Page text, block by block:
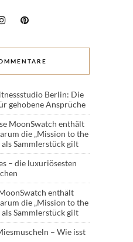
Berlin: Die
gehobene Ansprüche
MoonSwatch enthält
die „Mission to the
Sammlerstück gilt
– die luxuriösesten
enthält
die „Mission to the
Sammlerstück gilt
– Wie isst